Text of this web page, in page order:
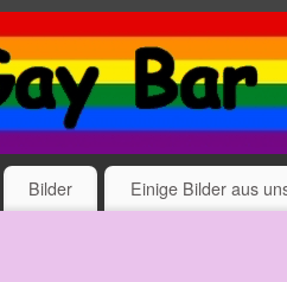
Bilder Einige Bilder aus